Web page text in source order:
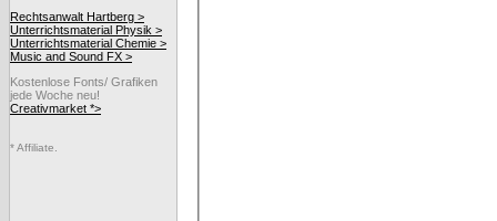
Rechtsanwalt Hartberg >
Unterrichtsmaterial Physik >
Unterrichtsmaterial Chemie >
Music and Sound FX >
Kostenlose Fonts/ Grafiken
jede Woche neu!
Creativmarket *>
* Affiliate.